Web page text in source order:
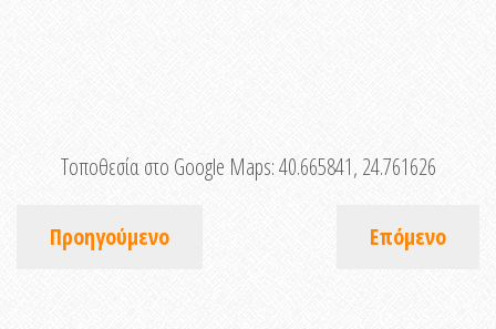
Τοποθεσία στο Google Maps:40.665841, 24.761626
Προηγούμενο Επόμενο